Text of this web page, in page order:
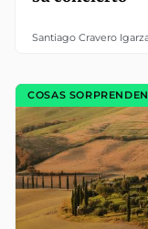
Santiago Cravero
COSAS